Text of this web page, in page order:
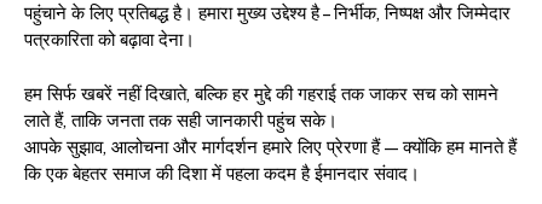
पहुंचाने के लिए प्रतिबद्ध है। हमारा मुख्य उद्देश्य है – निर्भीक, निष्पक्ष और जिम्मेदार
पत्रकारिता को बढ़ावा देना।
हम सिर्फ खबरें नहीं दिखाते, बल्कि हर मुद्दे की गहराई तक जाकर सच को सामने
लाते हैं, ताकि जनता तक सही जानकारी पहुंच सके।
आपके सुझाव, आलोचना और मार्गदर्शन हमारे लिए प्रेरणा हैं — क्योंकि हम मानते हैं
कि एक बेहतर समाज की दिशा में पहला कदम है ईमानदार संवाद।